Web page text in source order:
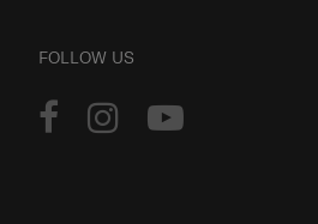
FOLLOW US